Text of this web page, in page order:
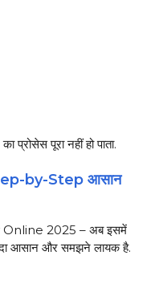
पूरा नहीं हो पाता.
by-Step आसान
2025 – अब इसमें
आसान और समझने लायक है.